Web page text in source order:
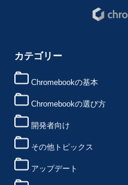
カテゴリー
Chromebookの基本
Chromebookの選び方
開発者向け
その他トピックス
アップデート